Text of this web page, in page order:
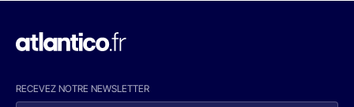
RECEVEZ NOTRE NEWSLETTER